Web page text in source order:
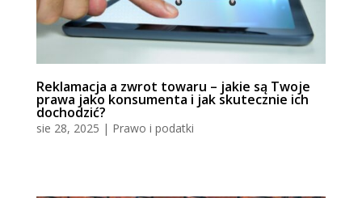
Reklamacja a zwrot towaru – jakie są Twoje
prawa jako konsumenta i jak skutecznie ich
dochodzić?
sie 28, 2025 | Prawo i podatki